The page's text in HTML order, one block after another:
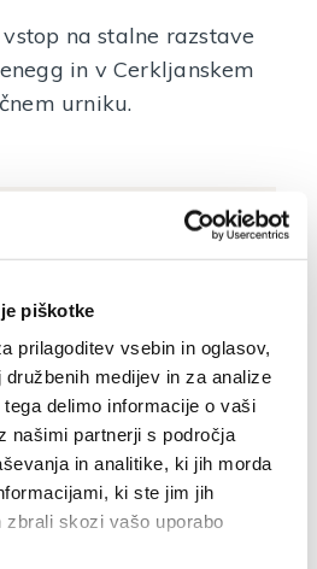
piškotke
prilagoditev vsebin in oglasov,
medijev in za analize
delimo informacije o vaši
našimi partnerji s področja
in analitike, ki jih morda
ki ste jim jih
zbrali skozi vašo uporabo
na stalne razstave
in v Cerkljanskem
urniku.
DOGODKOV